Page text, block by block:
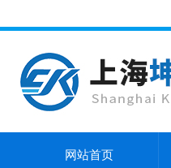
网站首页